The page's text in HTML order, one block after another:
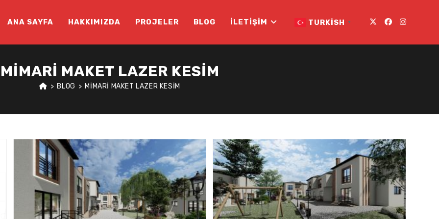
ANA SAYFA HAKKIMIZDA PROJELER BLOG İLETIŞIM TURKISH ▼
MIMARI MAKET LAZER KESIM
> BLOG > MIMARI MAKET LAZER KESIM